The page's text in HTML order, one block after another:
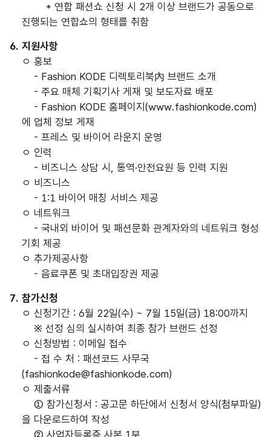
* 연합 패션쇼 신청 시 2개 이상 브랜드가 공동으로
진행되는 연합쇼의 형태를 취함
6. 지원사항
ㅇ 홍보
- Fashion KODE 디렉토리북內 브랜드 소개
- 주요 매체 기획기사 게재 및 보도자료 배포
- Fashion KODE 홈페이지(www.fashionkode.com)
에 업체 정보 게재
- 프레스 및 바이어 라운지 운영
ㅇ 인력
- 비즈니스 상담 시, 통역·안전요원 등 인력 지원
ㅇ 비즈니스
- 1:1 바이어 매칭 서비스 제공
ㅇ 네트워크
- 국내외 바이어 및 패션문화 관계자와의 네트워크 형성
기회 제공
ㅇ 추가제공사항
- 음료쿠폰 및 초대입장권 제공
7. 참가신청
ㅇ 신청기간 : 6월 22일(수) ~ 7월 15일(금) 18:00까지
※ 선정 심의 실시하여 최종 참가 브랜드 선정
ㅇ 신청방법 : 이메일 접수
- 접 수 처 : 패션코드 사무국
(fashionkode@fashionkode.com)
ㅇ 제출서류
① 참가신청서 : 공고문 하단에서 신청서 양식(첨부파일)
을 다운로드하여 작성
② 사업자등록증 사본 1부